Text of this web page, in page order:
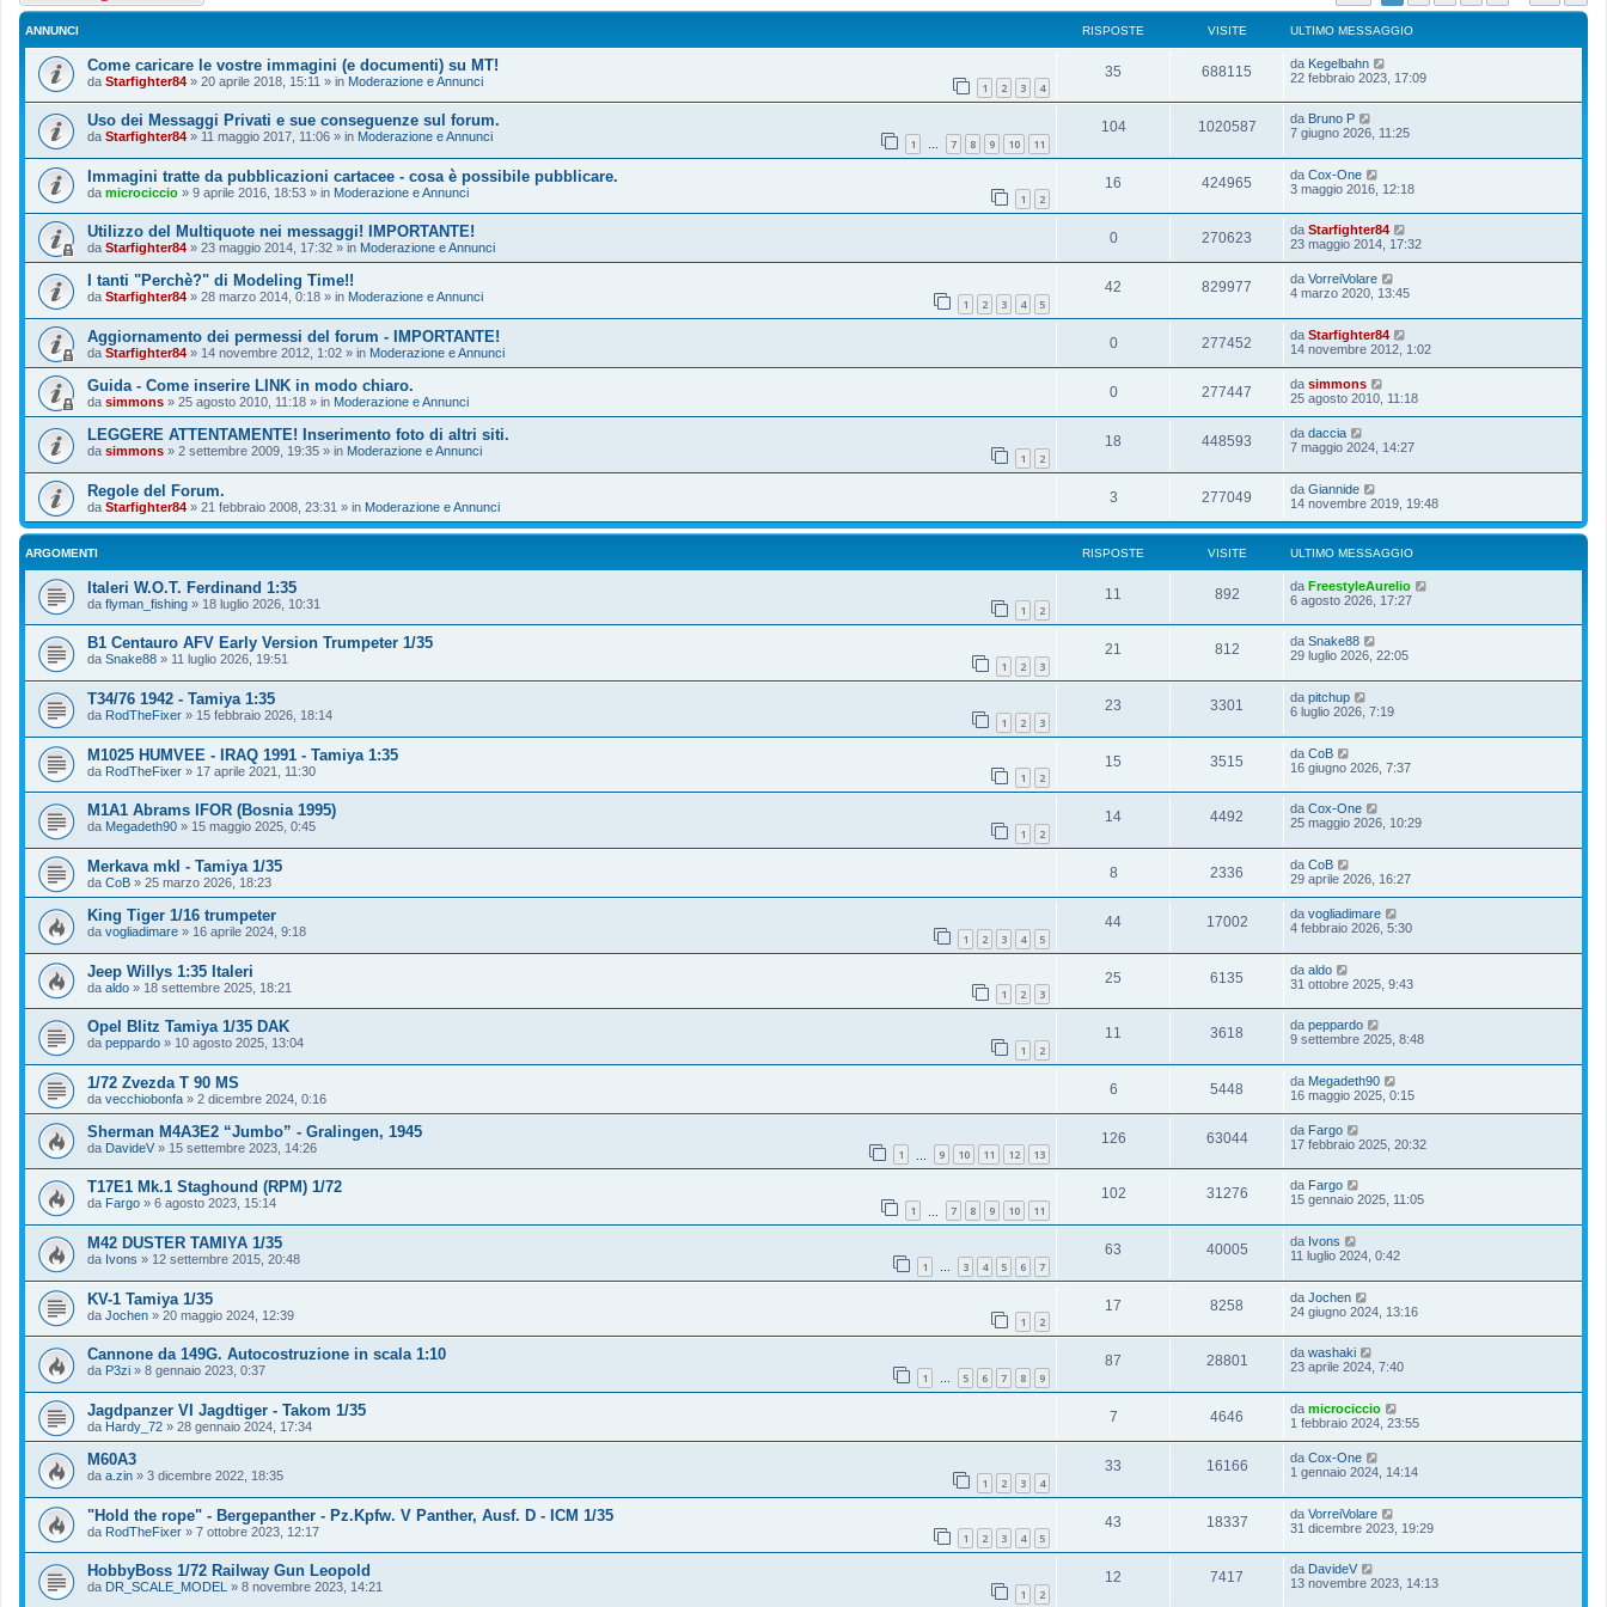
ANNUNCI RISPOSTE VISITE ULTIMO MESSAGGIO
Come caricare le vostre immagini (e documenti) su MT!
da Starfighter84 » 20 aprile 2018, 15:11 » in Moderazione e Annunci 1 2 3 4
35 688115 da Kegelbahn
22 febbraio 2023, 17:09
Uso dei Messaggi Privati e sue conseguenze sul forum.
da Starfighter84 » 11 maggio 2017, 11:06 » in Moderazione e Annunci 1 … 7 8 9 10 11
104 1020587 da Bruno P
7 giugno 2026, 11:25
Immagini tratte da pubblicazioni cartacee - cosa è possibile pubblicare.
da microciccio » 9 aprile 2016, 18:53 » in Moderazione e Annunci 1 2
16 424965 da Cox-One
3 maggio 2016, 12:18
Utilizzo del Multiquote nei messaggi! IMPORTANTE!
da Starfighter84 » 23 maggio 2014, 17:32 » in Moderazione e Annunci
0 270623 da Starfighter84
23 maggio 2014, 17:32
I tanti "Perchè?" di Modeling Time!!
da Starfighter84 » 28 marzo 2014, 0:18 » in Moderazione e Annunci 1 2 3 4 5
42 829977 da VorreiVolare
4 marzo 2020, 13:45
Aggiornamento dei permessi del forum - IMPORTANTE!
da Starfighter84 » 14 novembre 2012, 1:02 » in Moderazione e Annunci
0 277452 da Starfighter84
14 novembre 2012, 1:02
Guida - Come inserire LINK in modo chiaro.
da simmons » 25 agosto 2010, 11:18 » in Moderazione e Annunci
0 277447 da simmons
25 agosto 2010, 11:18
LEGGERE ATTENTAMENTE! Inserimento foto di altri siti.
da simmons » 2 settembre 2009, 19:35 » in Moderazione e Annunci 1 2
18 448593 da daccia
7 maggio 2024, 14:27
Regole del Forum.
da Starfighter84 » 21 febbraio 2008, 23:31 » in Moderazione e Annunci
3 277049 da Giannide
14 novembre 2019, 19:48
ARGOMENTI RISPOSTE VISITE ULTIMO MESSAGGIO
Italeri W.O.T. Ferdinand 1:35
da flyman_fishing » 18 luglio 2026, 10:31 1 2
11 892 da FreestyleAurelio
6 agosto 2026, 17:27
B1 Centauro AFV Early Version Trumpeter 1/35
da Snake88 » 11 luglio 2026, 19:51 1 2 3
21 812 da Snake88
29 luglio 2026, 22:05
T34/76 1942 - Tamiya 1:35
da RodTheFixer » 15 febbraio 2026, 18:14 1 2 3
23 3301 da pitchup
6 luglio 2026, 7:19
M1025 HUMVEE - IRAQ 1991 - Tamiya 1:35
da RodTheFixer » 17 aprile 2021, 11:30 1 2
15 3515 da CoB
16 giugno 2026, 7:37
M1A1 Abrams IFOR (Bosnia 1995)
da Megadeth90 » 15 maggio 2025, 0:45 1 2
14 4492 da Cox-One
25 maggio 2026, 10:29
Merkava mkI - Tamiya 1/35
da CoB » 25 marzo 2026, 18:23
8 2336 da CoB
29 aprile 2026, 16:27
King Tiger 1/16 trumpeter
da vogliadimare » 16 aprile 2024, 9:18 1 2 3 4 5
44 17002 da vogliadimare
4 febbraio 2026, 5:30
Jeep Willys 1:35 Italeri
da aldo » 18 settembre 2025, 18:21 1 2 3
25 6135 da aldo
31 ottobre 2025, 9:43
Opel Blitz Tamiya 1/35 DAK
da peppardo » 10 agosto 2025, 13:04 1 2
11 3618 da peppardo
9 settembre 2025, 8:48
1/72 Zvezda T 90 MS
da vecchiobonfa » 2 dicembre 2024, 0:16
6 5448 da Megadeth90
16 maggio 2025, 0:15
Sherman M4A3E2 “Jumbo” - Gralingen, 1945
da DavideV » 15 settembre 2023, 14:26 1 9 10 11 12 13
126 63044 da Fargo
17 febbraio 2025, 20:32
T17E1 Mk.1 Staghound (RPM) 1/72
da Fargo » 6 agosto 2023, 15:14 1 7 8 9 10 11
102 31276 da Fargo
15 gennaio 2025, 11:05
M42 DUSTER TAMIYA 1/35
da Ivons » 12 settembre 2015, 20:48 1 … 3 4 5 6 7
63 40005 da Ivons
11 luglio 2024, 0:42
KV-1 Tamiya 1/35
da Jochen » 20 maggio 2024, 12:39 1 2
17 8258 da Jochen
24 giugno 2024, 13:16
Cannone da 149G. Autocostruzione in scala 1:10
da P3zi » 8 gennaio 2023, 0:37 1 … 5 6 7 8 9
87 28801 da washaki
23 aprile 2024, 7:40
Jagdpanzer VI Jagdtiger - Takom 1/35
da Hardy_72 » 28 gennaio 2024, 17:34
7 4646 da microciccio
1 febbraio 2024, 23:55
M60A3
da a.zin » 3 dicembre 2022, 18:35 1 2 3 4
33 16166 da Cox-One
1 gennaio 2024, 14:14
"Hold the rope" - Bergepanther - Pz.Kpfw. V Panther, Ausf. D - ICM 1/35
da RodTheFixer » 7 ottobre 2023, 12:17 1 2 3 4 5
43 18337 da VorreiVolare
31 dicembre 2023, 19:29
HobbyBoss 1/72 Railway Gun Leopold
da DR_SCALE_MODEL » 8 novembre 2023, 14:21 1 2
12 7417 da DavideV
13 novembre 2023, 14:13